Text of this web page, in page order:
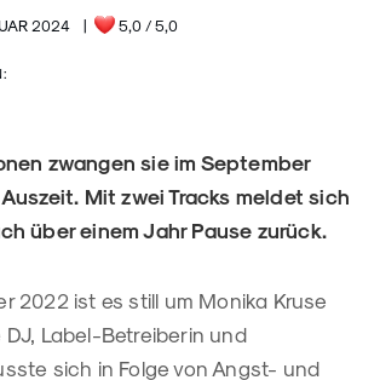
2024 | 5,0 / 5,0
zwangen sie im September
Mit zwei Tracks meldet sich
über einem Jahr Pause zurück.
2022 ist es still um Monika Kruse
DJ, Label-Betreiberin und
sich in Folge von Angst- und